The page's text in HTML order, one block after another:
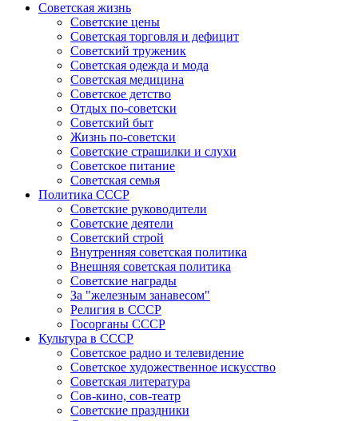
Советская жизнь
Советские цены
Советская торговля и дефицит
Советский труженик
Советская одежда и мода
Советская медицина
Советское детство
Отдых по-советски
Советский быт
Жизнь по-советски
Советские страшилки и слухи
Советское питание
Советская семья
Политика СССР
Советские руководители
Советские деятели
Советский строй
Внутренняя советская политика
Внешняя советская политика
Советские награды
За "железным занавесом"
Религия в СССР
Госорганы СССР
Культура в СССР
Советское радио и телевидение
Советское художественное искусство
Советская литература
Сов-кино, сов-театр
Советские праздники